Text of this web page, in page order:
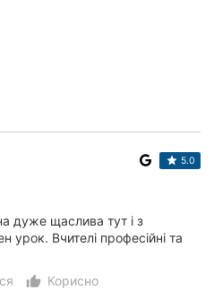
5.0
дуже щаслива тут і з
урок. Вчителі професійні та
thumb_up_alt
Корисно